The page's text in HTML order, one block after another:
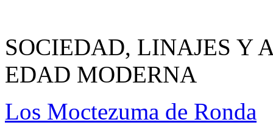
SOCIEDAD, LINAJES Y
EDAD MODERNA
Los Moctezuma de Ronda